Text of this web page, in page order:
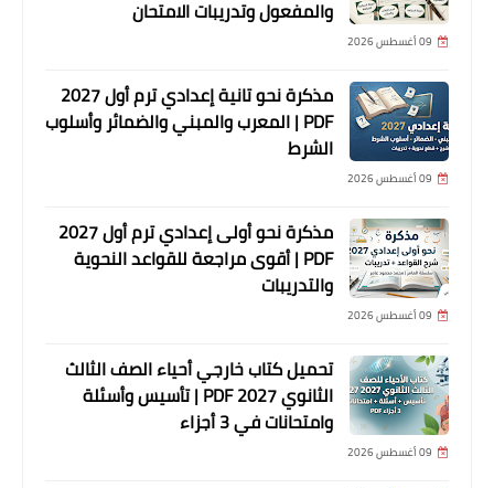
والمفعول وتدريبات الامتحان
09 أغسطس 2026
مذكرة نحو تانية إعدادي ترم أول 2027
PDF | المعرب والمبني والضمائر وأسلوب
الشرط
09 أغسطس 2026
مذكرة نحو أولى إعدادي ترم أول 2027
PDF | أقوى مراجعة للقواعد النحوية
والتدريبات
09 أغسطس 2026
تحميل كتاب خارجي أحياء الصف الثالث
الثانوي 2027 PDF | تأسيس وأسئلة
وامتحانات في 3 أجزاء
09 أغسطس 2026